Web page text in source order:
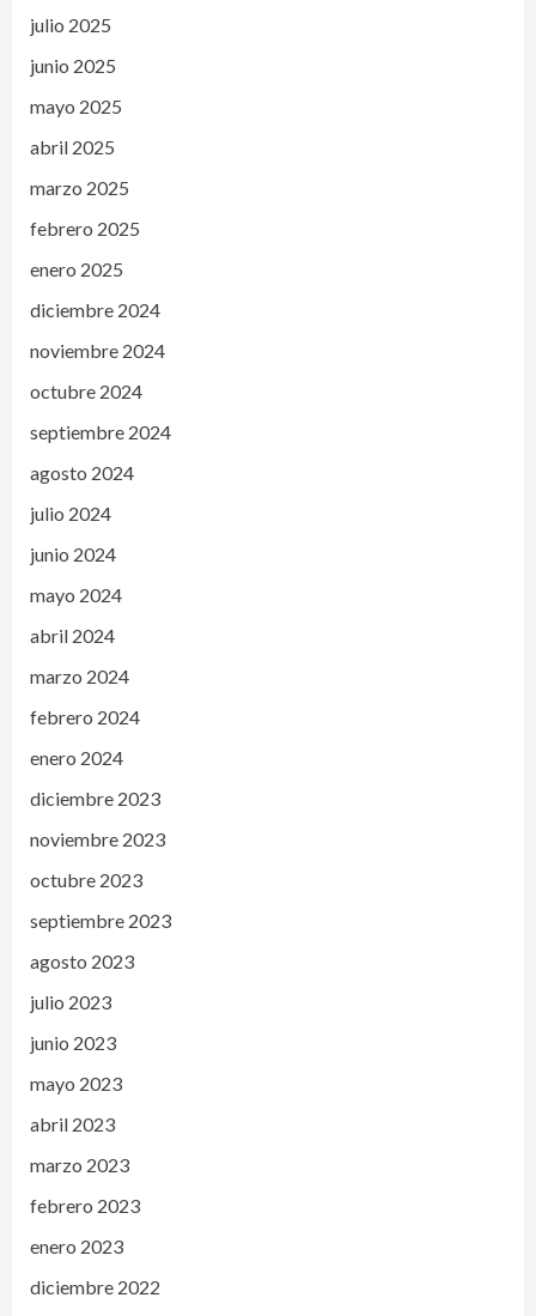
julio 2025
junio 2025
mayo 2025
abril 2025
marzo 2025
febrero 2025
enero 2025
diciembre 2024
noviembre 2024
octubre 2024
septiembre 2024
agosto 2024
julio 2024
junio 2024
mayo 2024
abril 2024
marzo 2024
febrero 2024
enero 2024
diciembre 2023
noviembre 2023
octubre 2023
septiembre 2023
agosto 2023
julio 2023
junio 2023
mayo 2023
abril 2023
marzo 2023
febrero 2023
enero 2023
diciembre 2022